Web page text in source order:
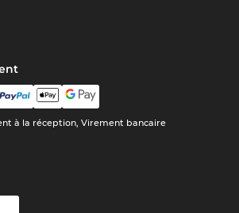
à la réception, Virement bancaire